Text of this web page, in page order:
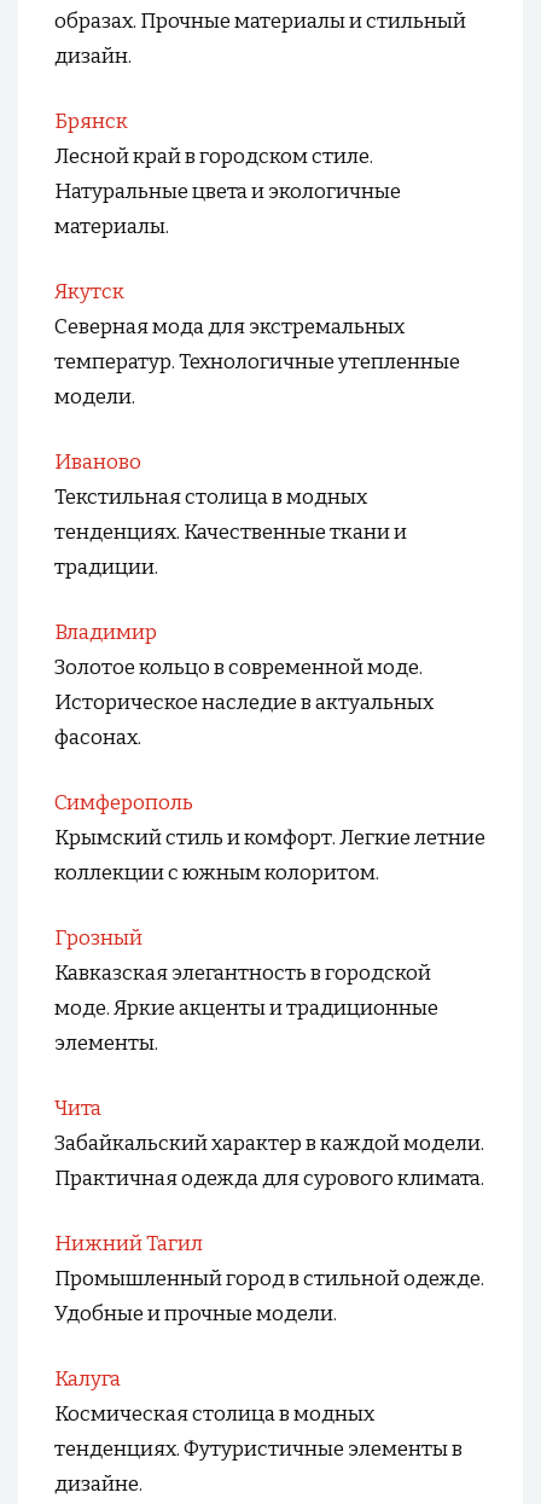
образах. Прочные материалы и стильный
дизайн.
Брянск
Лесной край в городском стиле.
Натуральные цвета и экологичные
материалы.
Якутск
Северная мода для экстремальных
температур. Технологичные утепленные
модели.
Иваново
Текстильная столица в модных
тенденциях. Качественные ткани и
традиции.
Владимир
Золотое кольцо в современной моде.
Историческое наследие в актуальных
фасонах.
Симферополь
Крымский стиль и комфорт. Легкие летние
коллекции с южным колоритом.
Грозный
Кавказская элегантность в городской
моде. Яркие акценты и традиционные
элементы.
Чита
Забайкальский характер в каждой модели.
Практичная одежда для сурового климата.
Нижний Тагил
Промышленный город в стильной одежде.
Удобные и прочные модели.
Калуга
Космическая столица в модных
тенденциях. Футуристичные элементы в
дизайне.